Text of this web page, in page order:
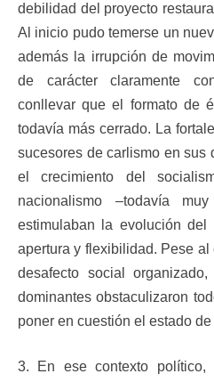
debilidad del proyecto
Al inicio pudo temerse un
además la irrupción de
de carácter claramente
conllevar que el formato de
todavía más cerrado. La
sucesores de carlismo en sus
el crecimiento del
nacionalismo –todavía
estimulaban la evolución
apertura y flexibilidad. Pese al
desafecto social
dominantes obstaculizaron
poner en cuestión el estado
3. En ese contexto